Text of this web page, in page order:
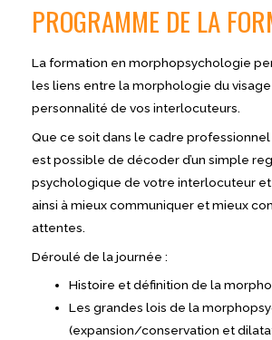
PROGRAMME DE LA
La formation en morphopsychologie
les liens entre la morphologie du
personnalité de vos interlocuteurs.​
Que ce soit dans le cadre
est possible de décoder d’un simple
psychologique de votre interlocuteur et
ainsi à mieux communiquer et mieux
attentes.
Déroulé de la journée :
Histoire et définition de la
Les grandes lois de la
(expansion/conservation et